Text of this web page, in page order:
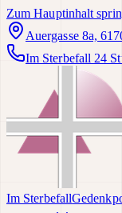
Zum Hauptinhalt
Auergasse 8a,
Im Sterbefall 24
Im Sterbefall